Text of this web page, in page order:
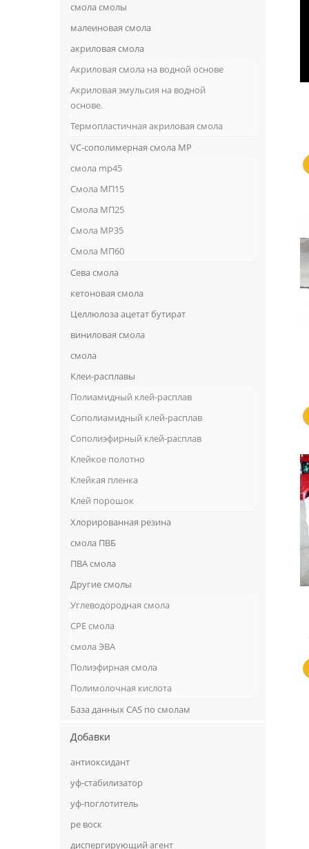
смола смолы
малеиновая смола
акриловая смола
Акриловая смола на водной основе
Акриловая эмульсия на водной
основе.
Термопластичная акриловая смола
VC-сополимерная смола MP
смола mp45
Смола МП15
Смола МП25
Смола MP35
Смола МП60
Сева смола
кетоновая смола
Целлюлоза ацетат бутират
виниловая смола
смола
Клеи-расплавы
Полиамидный клей-расплав
Сополиамидный клей-расплав
Сополиэфирный клей-расплав
Клейкое полотно
Клейкая пленка
Клей порошок
Хлорированная резина
смола ПВБ
ПВА смола
Другие смолы
Углеводородная смола
CPE смола
смола ЭВА
Полиэфирная смола
Полимолочная кислота
База данных CAS по смолам
Добавки
антиоксидант
уф-стабилизатор
уф-поглотитель
ре воск
диспергирующий агент